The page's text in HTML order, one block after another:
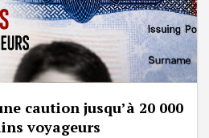
caution jusqu’à 20 000
voyageurs